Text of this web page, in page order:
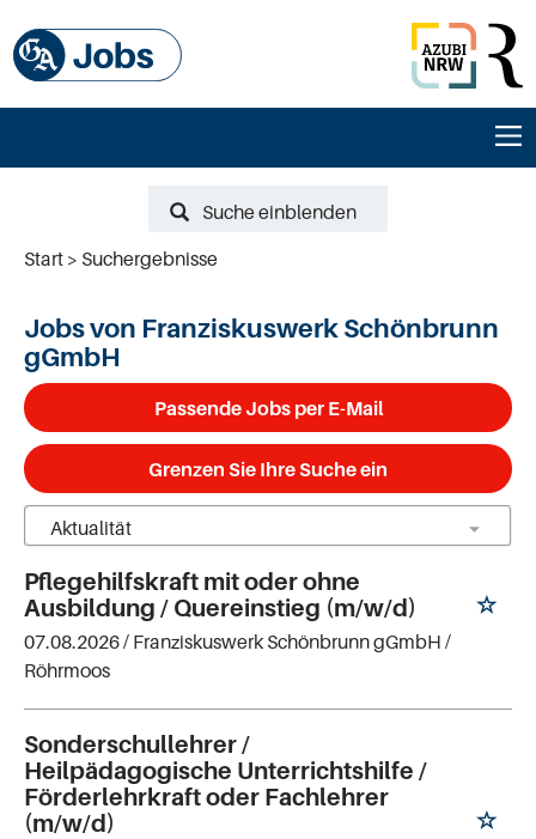
Suche einblenden
Start
Suchergebnisse
Jobs von Franziskuswerk Schönbrunn
gGmbH
Passende Jobs per E-Mail
Grenzen Sie Ihre Suche ein
Pflegehilfskraft mit oder ohne
Ausbildung / Quereinstieg (m/w/d)
07.08.2026 / Franziskuswerk Schönbrunn gGmbH /
Röhrmoos
Sonderschullehrer /
Heilpädagogische Unterrichtshilfe /
Förderlehrkraft oder Fachlehrer
(m/w/d)